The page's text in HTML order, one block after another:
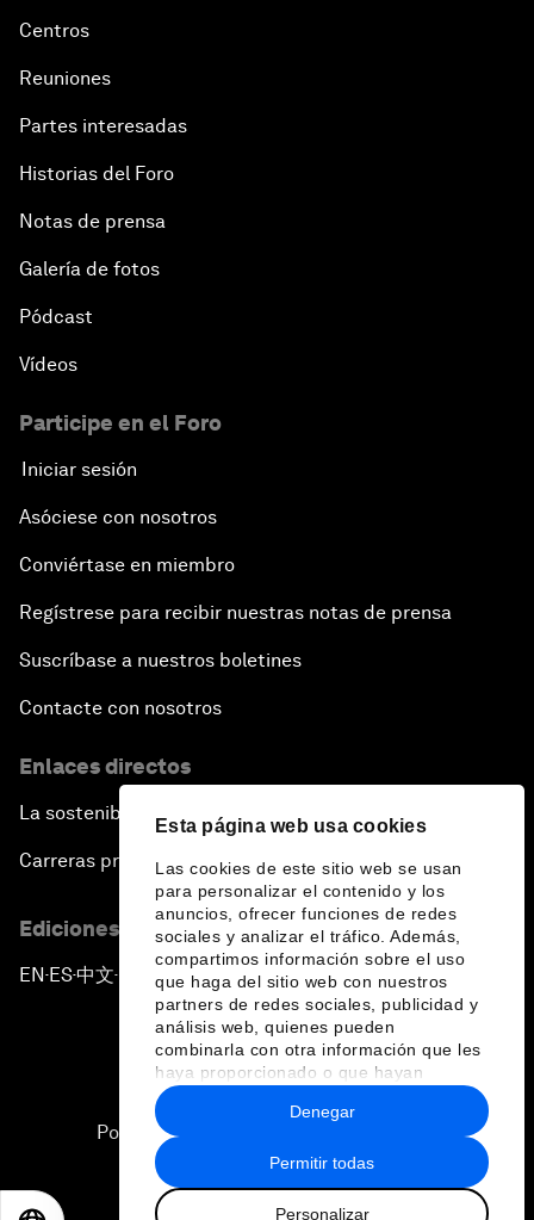
Esta página web usa cookies
Las cookies de este sitio web se usan
para personalizar el contenido y los
anuncios, ofrecer funciones de redes
sociales y analizar el tráfico. Además,
compartimos información sobre el uso
que haga del sitio web con nuestros
partners de redes sociales, publicidad y
análisis web, quienes pueden
combinarla con otra información que les
haya proporcionado o que hayan
recopilado a partir del uso que haya
hecho de sus servicios.
Permitir todas
Personalizar
Denegar
Centros
Reuniones
Partes interesadas
Historias del Foro
Notas de prensa
Galería de fotos
Pódcast
Vídeos
Participe en el Foro
Iniciar sesión
Asóciese con nosotros
Conviértase en miembro
Regístrese para recibir nuestras notas de prensa
Suscríbase a nuestros boletines
Contacte con nosotros
Enlaces directos
La sostenibilidad en el Foro
Carreras profesionales
Ediciones en otros idiomas
EN ▪ES▪中文▪ 日本語
Política de privacidad y normas de uso
Sitemap